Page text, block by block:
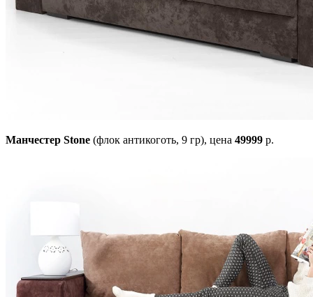
Манчестер Stone (флок антикоготь, 9 гр), цена 49999 р.